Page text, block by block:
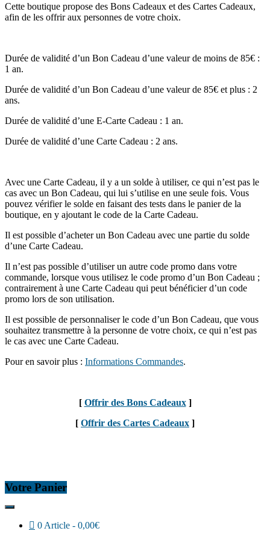
Cette boutique propose des Bons Cadeaux et des Cartes Cadeaux,
afin de les offrir aux personnes de votre choix.
Durée de validité d’un Bon Cadeau d’une valeur de moins de 85€ :
1 an.
Durée de validité d’un Bon Cadeau d’une valeur de 85€ et plus : 2
ans.
Durée de validité d’une E-Carte Cadeau : 1 an.
Durée de validité d’une Carte Cadeau : 2 ans.
Avec une Carte Cadeau, il y a un solde à utiliser, ce qui n’est pas le
cas avec un Bon Cadeau, qui lui s’utilise en une seule fois. Vous
pouvez vérifier le solde en faisant des tests dans le panier de la
boutique, en y ajoutant le code de la Carte Cadeau.
Il est possible d’acheter un Bon Cadeau avec une partie du solde
d’une Carte Cadeau.
Il n’est pas possible d’utiliser un autre code promo dans votre
commande, lorsque vous utilisez le code promo d’un Bon Cadeau ;
contrairement à une Carte Cadeau qui peut bénéficier d’un code
promo lors de son utilisation.
Il est possible de personnaliser le code d’un Bon Cadeau, que vous
souhaitez transmettre à la personne de votre choix, ce qui n’est pas
le cas avec une Carte Cadeau.
Pour en savoir plus : Informations Commandes.
[ Offrir des Bons Cadeaux]
[ Offrir des Cartes Cadeaux ]
Votre Panier
0 Article 0,00€